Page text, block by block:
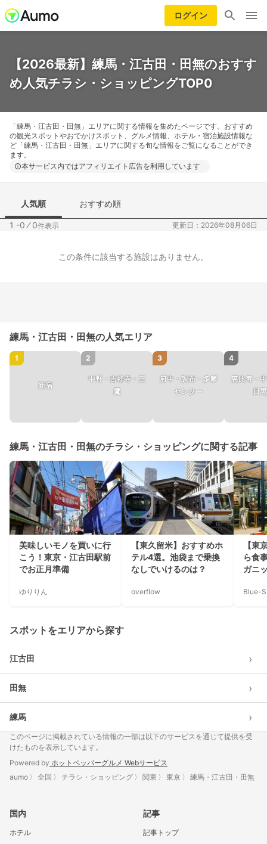
ログイン
【2026最新】練馬・江古田・田無のおすす
め人気チラシ・ショッピングTOP0
「練馬・江古田・田無」エリアに関する情報を集めたページです。おすすめ
の観光スポットやおでかけスポット、グルメ情報、ホテル・宿泊施設情報な
ど「練馬・江古田・田無」エリアに関する旬な情報をご覧になることができ
ます。
本サービス内ではアフィリエイト広告を利用しています
人気順 おすすめ順
1 -0 ⁄0件表示 更新日：2026年08月06日
この条件に該当する施設はありません。
練馬・江古田・田無の人気エリア
1
新宿
2
中野・吉祥寺・三
鷹
3
府中・調布・多摩
センター
4
恵比寿・
目黒
練馬・江古田・田無のチラシ・ショッピングに関する記事
美味しいモノを買いに行
こう！東京・江古田駅前
でお正月準備
ゆりりん
【東久留米】おすすめホ
テル4選。池袋まで乗換
なしでいけるのは？
overflow
【東
ら食
ガニ
Blue-
スポットをエリアから探す
江古田 ›
田無 ›
練馬 ›
このページに掲載されている情報の一部は以下のサービスを通じて提供を受
けたものを表示しています。
Powered by ホットペッパーグルメ Webサービス
aumo
全国 チラシ・ショッピング 関東 東京 練馬・江古田・田無
国内
ホテル
記事
記事トップ